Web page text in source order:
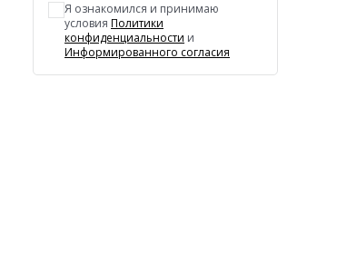
Я ознакомился и принимаю
условия Политики
конфиденциальности и
Информированного согласия